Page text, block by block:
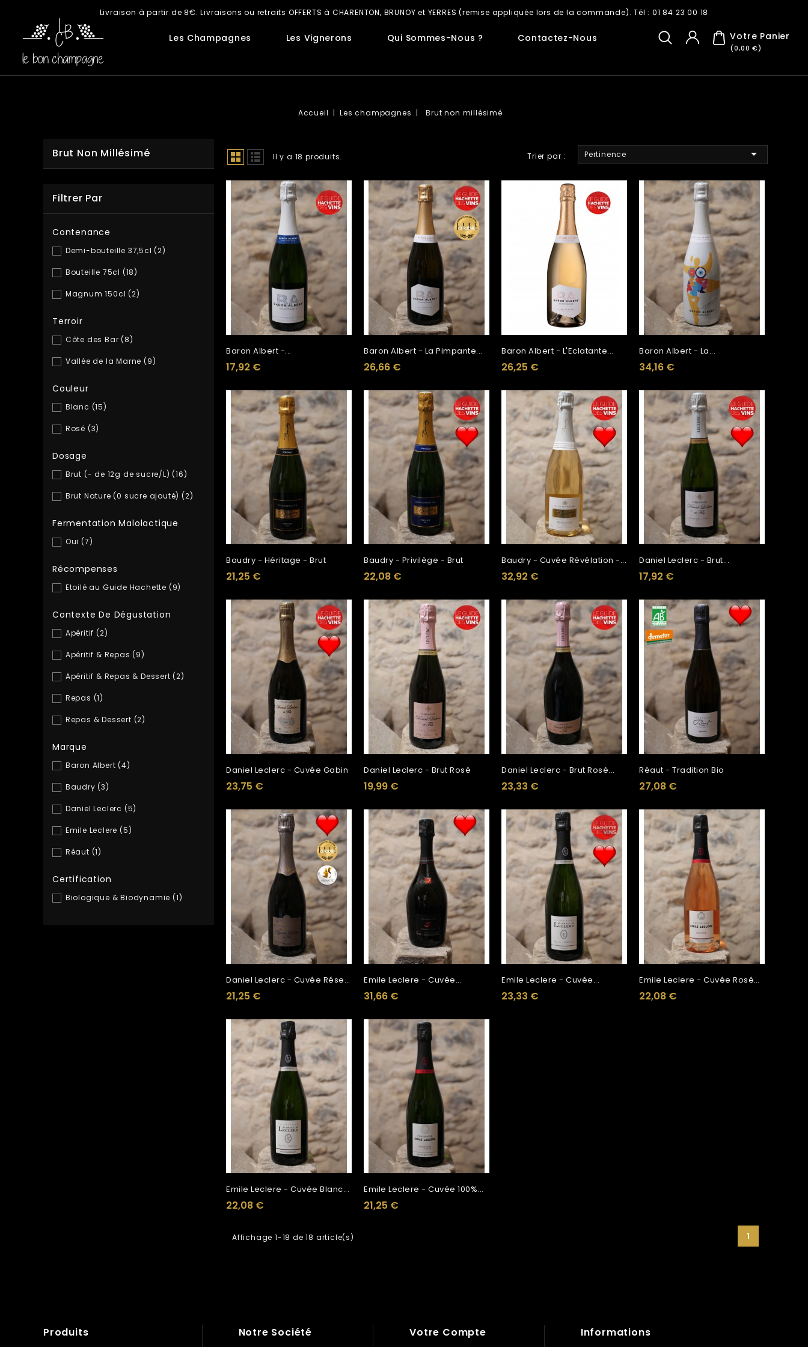
Votre Panier
(0,00 €)
Livraison à partir de 8€. Livraisons ou retraits OFFERTS à CHARENTON, BRUNOY et YERRES (remise appliquée lors de la commande). Tél : 01 84 23 00 18
Les Champagnes Les Vignerons Qui Sommes-Nous ? Contactez-Nous
Accueil Les champagnes Brut non millésimé
Brut Non Millésimé
Filtrer Par
Contenance
Demi-bouteille 37,5cl(2)
Bouteille 75cl (18)
Magnum 150cl(2)
Terroir
Côte des Bar(8)
Vallée de la Marne(9)
Couleur
Blanc (15)
Rosé (3)
Dosage
Brut (- de 12g de sucre/L)(16)
Brut Nature (0 sucre ajouté)(2)
Fermentation Malolactique
Oui(7)
Récompenses
Etoilé au Guide Hachette (9)
Contexte De Dégustation
Apéritif(2)
Apéritif & Repas(9)
Apéritif & Repas & Dessert(2)
Repas (1)
Repas & Dessert (2)
Marque
Baron Albert(4)
Baudry(3)
Daniel Leclerc (5)
Emile Leclere(5)
Réaut (1)
Certification
Biologique & Biodynamie(1)
Il y a 18 produits. Trier par : Pertinence 
Baron Albert -...
17,92 €
Baron Albert - La Pimpante...
26,66 €
Baron Albert - L'Eclatante...
26,25 €
Baron Albert - La...
34,16 €
Baudry - Héritage - Brut
21,25 €
Baudry - Privilège - Brut
22,08 €
Baudry - Cuvée Révélation -...
32,92 €
Daniel Leclerc - Brut...
17,92 €
Daniel Leclerc - Cuvée Gabin
23,75 €
Daniel Leclerc - Brut Rosé
19,99 €
Daniel Leclerc - Brut Rosé...
23,33 €
Réaut - Tradition Bio
27,08 €
Daniel Leclerc - Cuvée Réserve
21,25 €
Emile Leclere - Cuvée...
31,66 €
Emile Leclere - Cuvée...
23,33 €
Emile Leclere - Cuvée Rosée...
22,08 €
Emile Leclere - Cuvée Blanc...
22,08 €
Emile Leclere - Cuvée 100%...
21,25 €
Affichage 1-18 de 18 article(s) 1
Produits Notre Société Votre Compte Informations